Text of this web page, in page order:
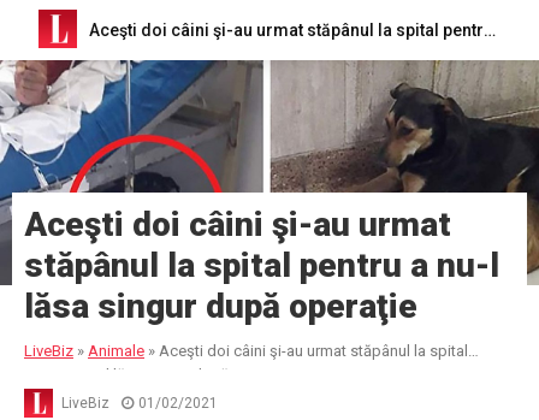
Aceşti doi câini şi-au urmat stăpânul la spital pentru a nu-l lăsa singur după operaţie
Aceşti doi câini şi-au urmat
stăpânul la spital pentru a nu-l
lăsa singur după operaţie
LiveBiz » Animale » Aceşti doi câini şi-au urmat stăpânul la spital
pentru a nu-l lăsa singur după operaţie
LiveBiz 01/02/2021